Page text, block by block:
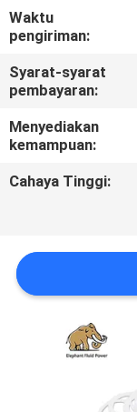
KAMI
BERITA
KASUS
SITEMAP
PRIVACY
POLICY
Waktu
pengiriman:
Syarat-syarat
pembayaran:
Menyediakan
kemampuan:
Cahaya Tinggi: